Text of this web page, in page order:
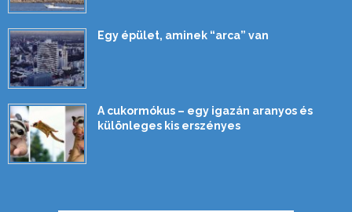
Egy épület, aminek “arca” van
A cukormókus – egy igazán aranyos és
különleges kis erszényes